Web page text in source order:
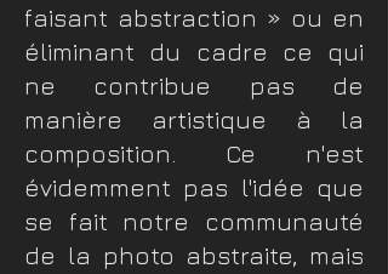
faisant abstraction » ou en
éliminant du cadre ce qui
ne contribue pas de
manière artistique à la
composition. Ce n'est
évidemment pas l'idée que
se fait notre communauté
de la photo abstraite, mais